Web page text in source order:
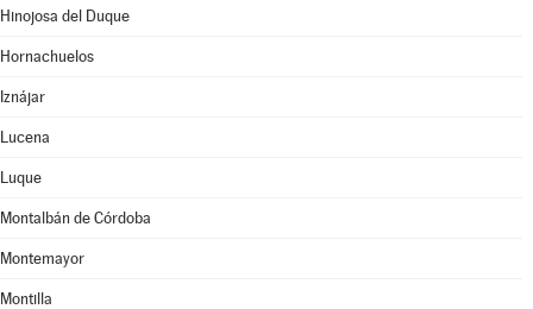
Hinojosa del Duque
Hornachuelos
Iznájar
Lucena
Luque
Montalbán de Córdoba
Montemayor
Montilla